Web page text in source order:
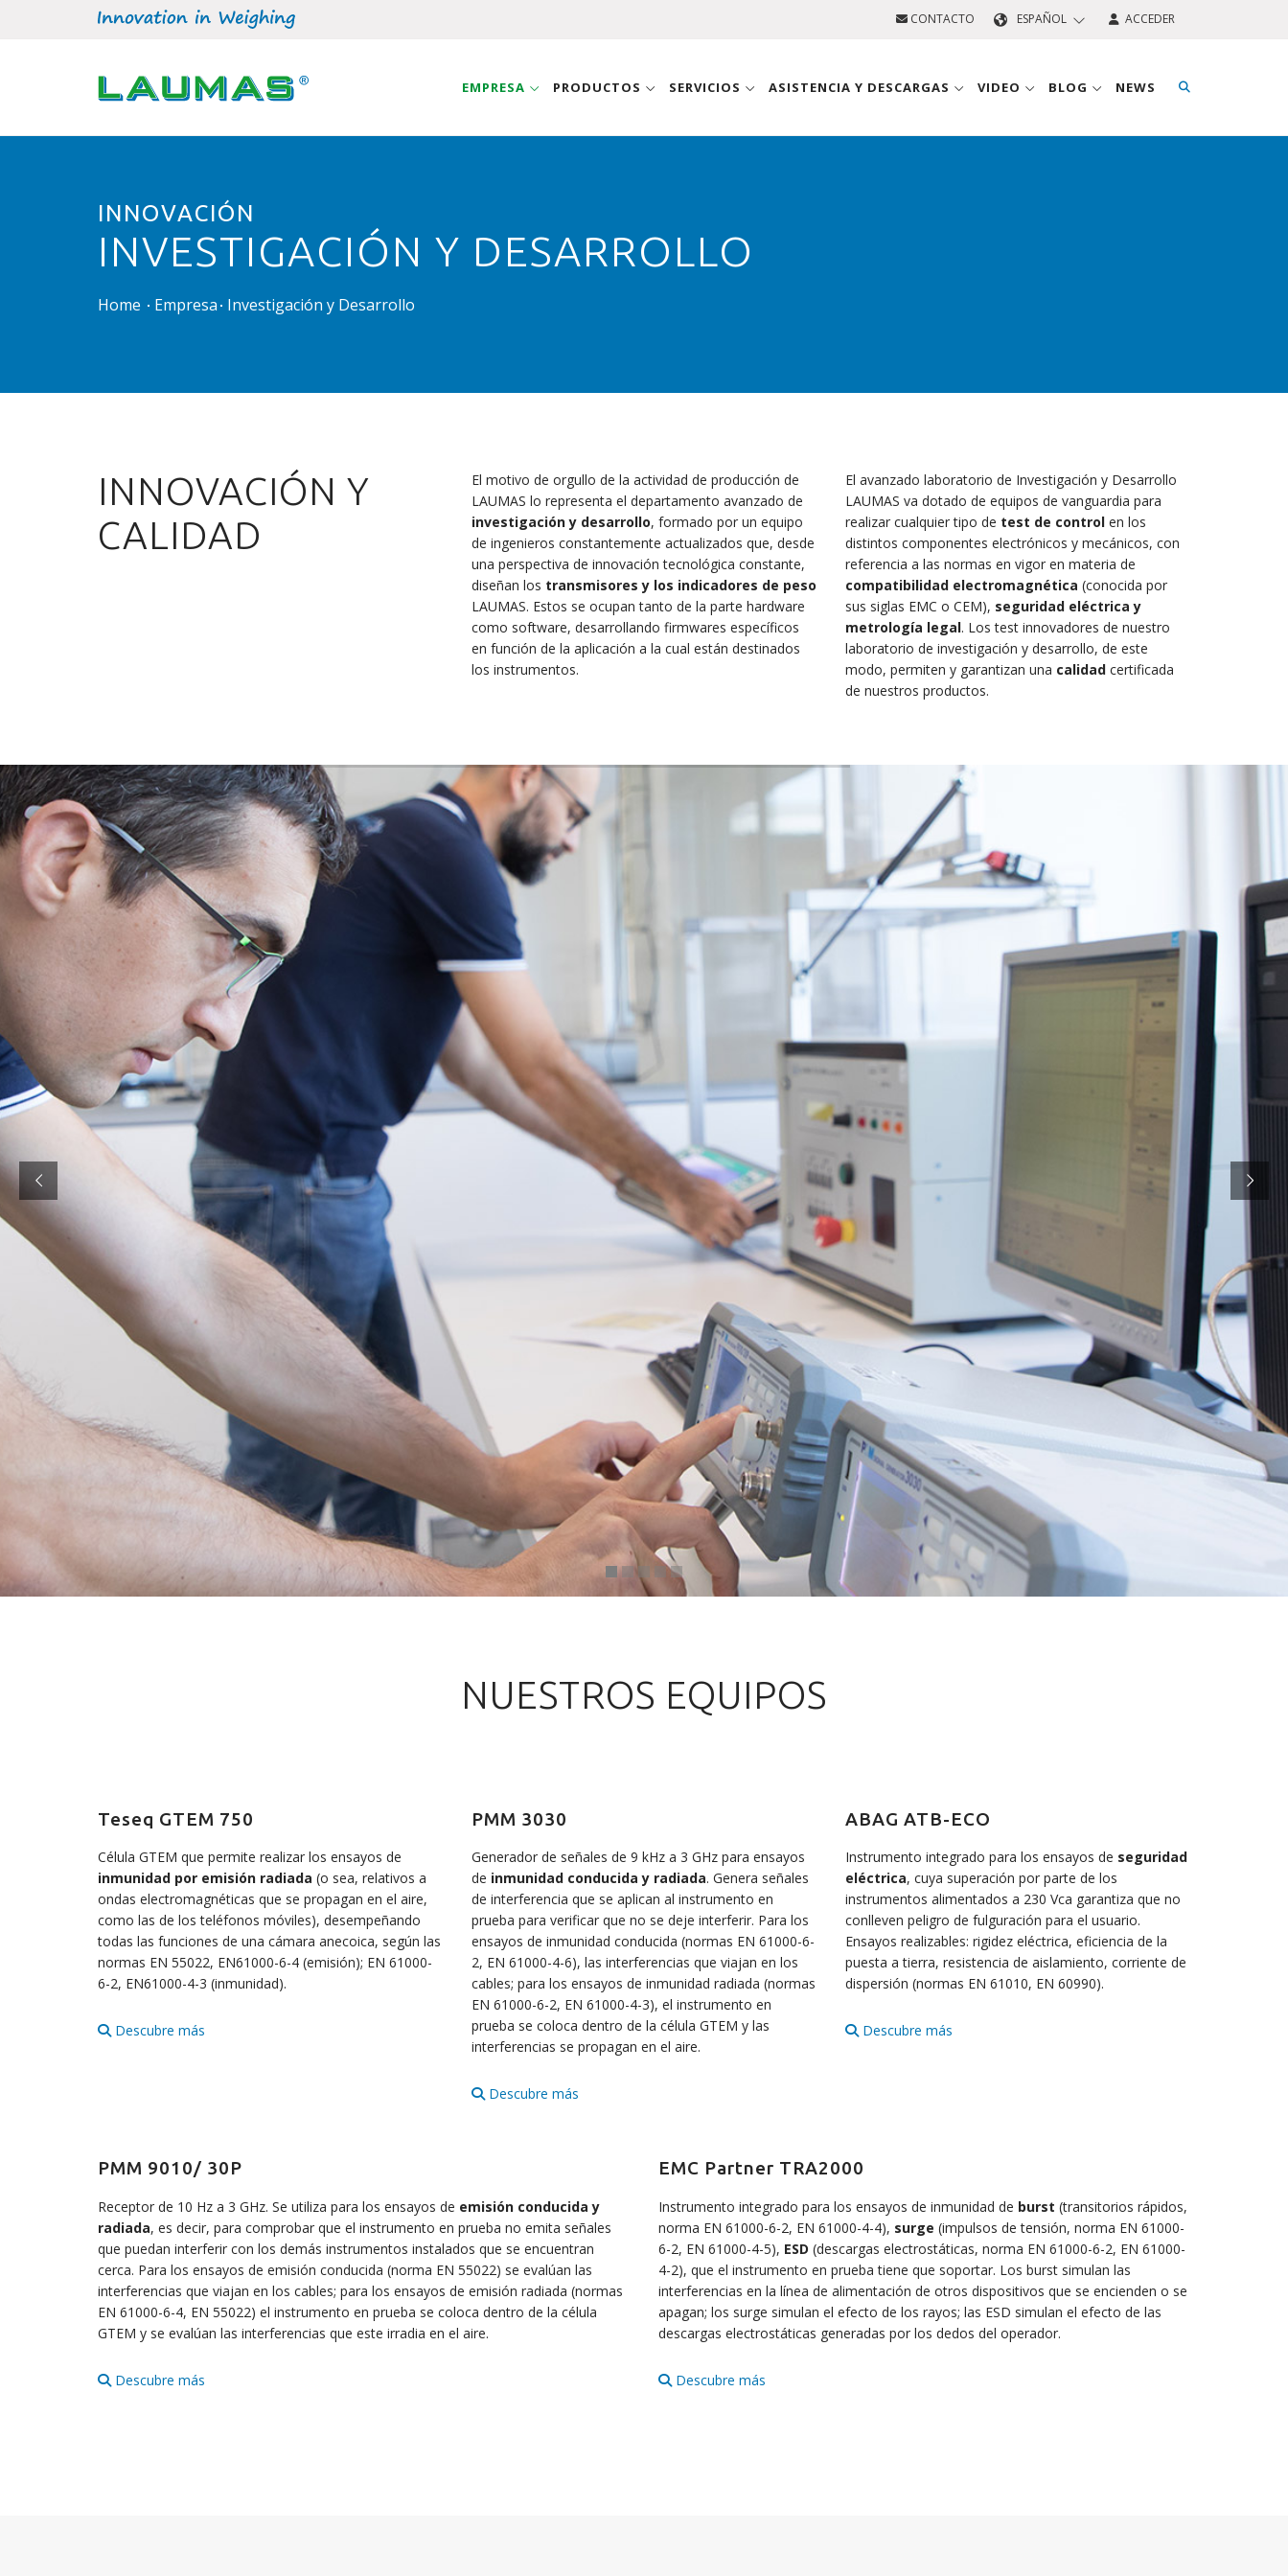
CONTACTO ESPAÑOL ACCEDER
EMPRESA PRODUCTOS SERVICIOS ASISTENCIA Y DESCARGAS VIDEO BLOG NEWS
INNOVACIÓN
INVESTIGACIÓN Y DESARROLLO
Home Empresa Investigación y Desarrollo
INNOVACIÓN Y
CALIDAD
El motivo de orgullo de la actividad de producción de
LAUMAS lo representa el departamento avanzado de
investigación y desarrollo, formado por un equipo
de ingenieros constantemente actualizados que, desde
una perspectiva de innovación tecnológica constante,
diseñan los transmisores y los indicadores de peso
LAUMAS. Estos se ocupan tanto de la parte hardware
como software, desarrollando firmwares específicos
en función de la aplicación a la cual están destinados
los instrumentos.
El avanzado laboratorio de Investigación y Desarrollo
LAUMAS va dotado de equipos de vanguardia para
realizar cualquier tipo de test de control en los
distintos componentes electrónicos y mecánicos, con
referencia a las normas en vigor en materia de
compatibilidad electromagnética (conocida por
sus siglas EMC o CEM), seguridad eléctrica y
metrología legal. Los test innovadores de nuestro
laboratorio de investigación y desarrollo, de este
modo, permiten y garantizan una calidad certificada
de nuestros productos.
NUESTROS EQUIPOS
Teseq GTEM 750
Célula GTEM que permite realizar los ensayos de
inmunidad por emisión radiada (o sea, relativos a
ondas electromagnéticas que se propagan en el aire,
como las de los teléfonos móviles), desempeñando
todas las funciones de una cámara anecoica, según las
normas EN 55022, EN61000-6-4 (emisión); EN 61000-
6-2, EN61000-4-3 (inmunidad).
Descubre más
PMM 3030
Generador de señales de 9 kHz a 3 GHz para ensayos
de inmunidad conducida y radiada. Genera señales
de interferencia que se aplican al instrumento en
prueba para verificar que no se deje interferir. Para los
ensayos de inmunidad conducida (normas EN 61000-6-
2, EN 61000-4-6), las interferencias que viajan en los
cables; para los ensayos de inmunidad radiada (normas
EN 61000-6-2, EN 61000-4-3), el instrumento en
prueba se coloca dentro de la célula GTEM y las
interferencias se propagan en el aire.
Descubre más
ABAG ATB-ECO
Instrumento integrado para los ensayos de seguridad
eléctrica, cuya superación por parte de los
instrumentos alimentados a 230 Vca garantiza que no
conlleven peligro de fulguración para el usuario.
Ensayos realizables: rigidez eléctrica, eficiencia de la
puesta a tierra, resistencia de aislamiento, corriente de
dispersión (normas EN 61010, EN 60990).
Descubre más
PMM 9010/ 30P
Receptor de 10 Hz a 3 GHz. Se utiliza para los ensayos de emisión conducida y
radiada, es decir, para comprobar que el instrumento en prueba no emita señales
que puedan interferir con los demás instrumentos instalados que se encuentran
cerca. Para los ensayos de emisión conducida (norma EN 55022) se evalúan las
interferencias que viajan en los cables; para los ensayos de emisión radiada (normas
EN 61000-6-4, EN 55022) el instrumento en prueba se coloca dentro de la célula
GTEM y se evalúan las interferencias que este irradia en el aire.
Descubre más
EMC Partner TRA2000
Instrumento integrado para los ensayos de inmunidad de burst (transitorios rápidos,
norma EN 61000-6-2, EN 61000-4-4), surge (impulsos de tensión, norma EN 61000-
6-2, EN 61000-4-5), ESD (descargas electrostáticas, norma EN 61000-6-2, EN 61000-
4-2), que el instrumento en prueba tiene que soportar. Los burst simulan las
interferencias en la línea de alimentación de otros dispositivos que se encienden o se
apagan; los surge simulan el efecto de los rayos; las ESD simulan el efecto de las
descargas electrostáticas generadas por los dedos del operador.
Descubre más